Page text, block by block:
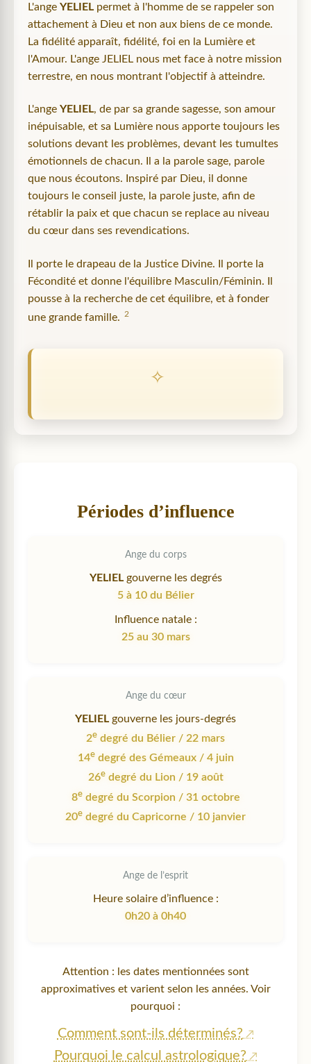
L'ange YELIEL permet à l'homme de se rappeler son
attachement à Dieu et non aux biens de ce monde.
La fidélité apparaît, fidélité, foi en la Lumière et
l'Amour. L'ange JELIEL nous met face à notre mission
terrestre, en nous montrant l'objectif à atteindre.
L'ange YELIEL, de par sa grande sagesse, son amour
inépuisable, et sa Lumière nous apporte toujours les
solutions devant les problèmes, devant les tumultes
émotionnels de chacun. Il a la parole sage, parole
que nous écoutons. Inspiré par Dieu, il donne
toujours le conseil juste, la parole juste, afin de
rétablir la paix et que chacun se replace au niveau
du cœur dans ses revendications.
Il porte le drapeau de la Justice Divine. Il porte la
Fécondité et donne l'équilibre Masculin/Féminin. Il
pousse à la recherche de cet équilibre, et à fonder
une grande famille.
2
Périodes d’influence
Ange du corps
YELIELgouverne les degrés
5 à 10 du Bélier
Influence natale :
25 au 30 mars
Ange du cœur
YELIEL gouverne les jours-degrés
2e degré du Bélier / 22 mars
14edegré des Gémeaux / 4 juin
26edegré du Lion / 19 août
8edegré du Scorpion / 31 octobre
20e degré du Capricorne / 10 janvier
Ange de l’esprit
Heure solaire d’influence :
0h20 à 0h40
Attention : les dates mentionnées sont
approximatives et varient selon les années. Voir
pourquoi :
Comment sont-ils déterminés?
Pourquoi le calcul astrologique?